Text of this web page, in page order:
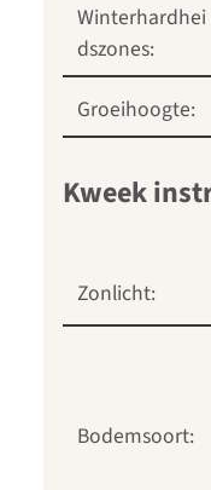
Winterhardhei
dszones:
Groeihoogte:
Kweek
Zonlicht:
Bodemsoort: